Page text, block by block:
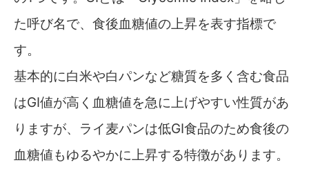
た呼び名で、食後血糖値の上昇を表す指標で
す。
基本的に白米や白パンなど糖質を多く含む食品
はGI値が高く血糖値を急に上げやすい性質があ
りますが、ライ麦パンは低GI食品のため食後の
血糖値もゆるやかに上昇する特徴があります。